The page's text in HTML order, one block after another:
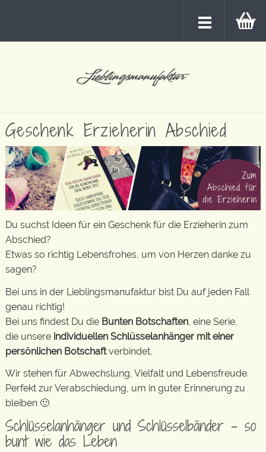
Geschenk Erzieherin Abschied
Du suchst Ideen für ein Geschenk für die Erzieherin zum
Abschied?
Etwas so richtig Lebensfrohes, um von Herzen danke zu
sagen?
Bei uns in der Lieblingsmanufaktur bist Du auf jeden Fall
genau richtig!
Bei uns findest Du die Bunten Botschaften , eine Serie,
die unsere individuellen Schlüsselanhänger mit einer
persönlichen Botschaftverbindet.
Wir stehen für Abwechslung, Vielfalt und Lebensfreude.
Perfekt zur Verabschiedung, um in guter Erinnerung zu
bleiben 🙂
Schlüsselanhänger und Schlüsselbänder – so
bunt wie das Leben